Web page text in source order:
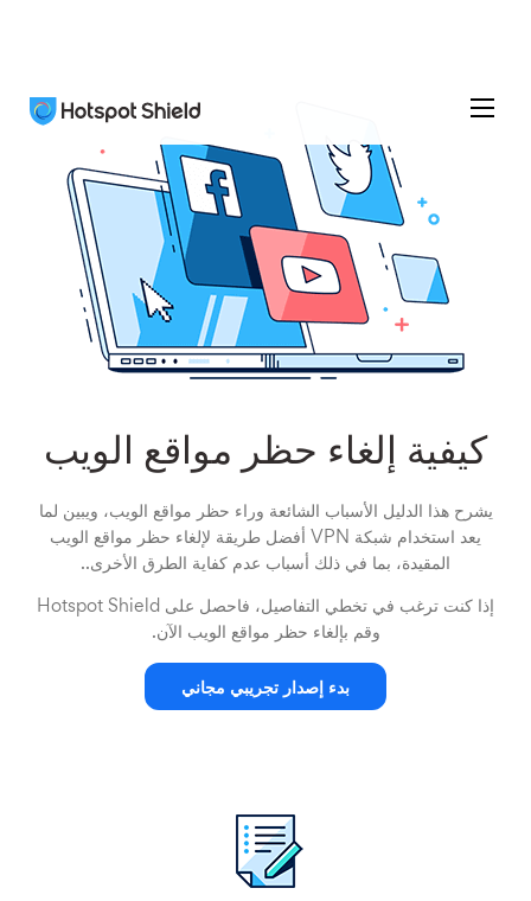
كيفية إلغاء حظر مواقع الويب
يشرح هذا الدليل الأسباب الشائعة وراء حظر مواقع الويب، ويبين لما
يعد استخدام شبكة VPN أفضل طريقة لإلغاء حظر مواقع الويب
المقيدة، بما في ذلك أسباب عدم كفاية الطرق الأخرى..
إذا كنت ترغب في تخطي التفاصيل، فاحصل على Hotspot Shield
وقم بإلغاء حظر مواقع الويب الآن.
بدء إصدار تجريبي مجاني